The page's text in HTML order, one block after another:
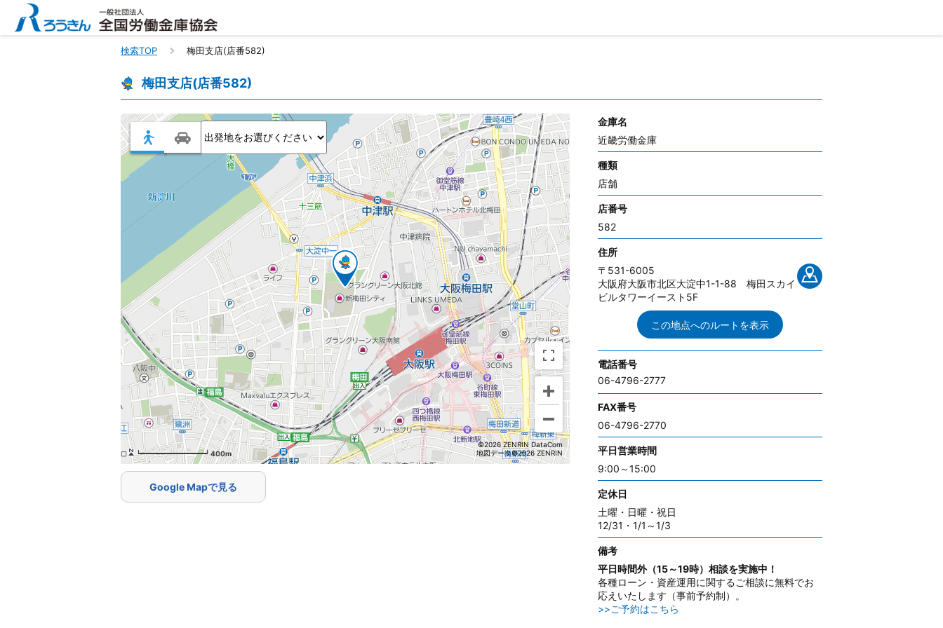
検索TOP 梅田支店(店番582)
梅田支店(店番582)
400m
©2026 ZENRIN DataCom
地図データ©2026 ZENRIN
Google Mapで見る
金庫名
近畿労働金庫
種類
店舗
店番号
582
住所
〒531-6005
大阪府大阪市北区大淀中1-1-88 梅田スカイ
ビルタワーイースト5F
この地点へのルートを表示
電話番号
06-4796-2777
FAX番号
06-4796-2770
平日営業時間
9:00～15:00
定休日
土曜・日曜・祝日
12/31・1/1～1/3
備考
平日時間外（15～19時）相談を実施中！
各種ローン・資産運用に関するご相談に無料でお
応えいたします（事前予約制）。
>>ご予約はこちら